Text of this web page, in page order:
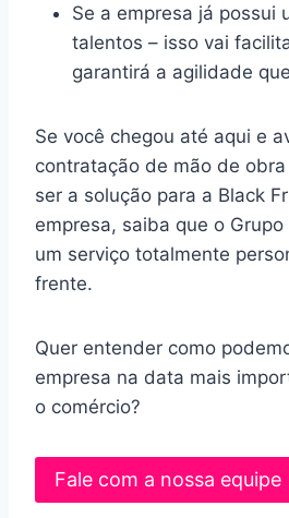
Se a empresa já possui
talentos – isso vai
garantirá a agilidade
Se você chegou até aqui e
contratação de mão de
ser a solução para a Black
empresa, saiba que o
um serviço totalmente
frente.
Quer entender como
empresa na data mais
o comércio?
Fale com a nossa equipe